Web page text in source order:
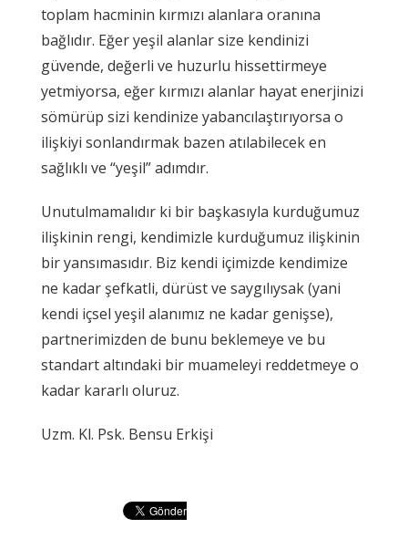
toplam hacminin kırmızı alanlara oranına
bağlıdır. Eğer yeşil alanlar size kendinizi
güvende, değerli ve huzurlu hissettirmeye
yetmiyorsa, eğer kırmızı alanlar hayat enerjinizi
sömürüp sizi kendinize yabancılaştırıyorsa o
ilişkiyi sonlandırmak bazen atılabilecek en
sağlıklı ve “yeşil” adımdır.
Unutulmamalıdır ki bir başkasıyla kurduğumuz
ilişkinin rengi, kendimizle kurduğumuz ilişkinin
bir yansımasıdır. Biz kendi içimizde kendimize
ne kadar şefkatli, dürüst ve saygılıysak (yani
kendi içsel yeşil alanımız ne kadar genişse),
partnerimizden de bunu beklemeye ve bu
standart altındaki bir muameleyi reddetmeye o
kadar kararlı oluruz.
Uzm. Kl. Psk. Bensu Erkişi